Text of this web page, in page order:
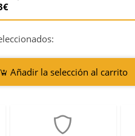
Añadir la selección al carrito